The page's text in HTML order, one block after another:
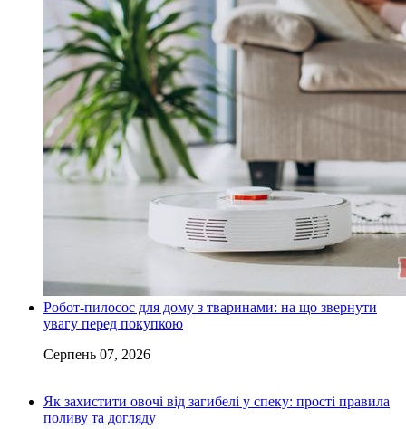
Робот-пилосос для дому з тваринами: на що звернути
увагу перед покупкою
Серпень 07, 2026
Як захистити овочі від загибелі у спеку: прості правила
поливу та догляду